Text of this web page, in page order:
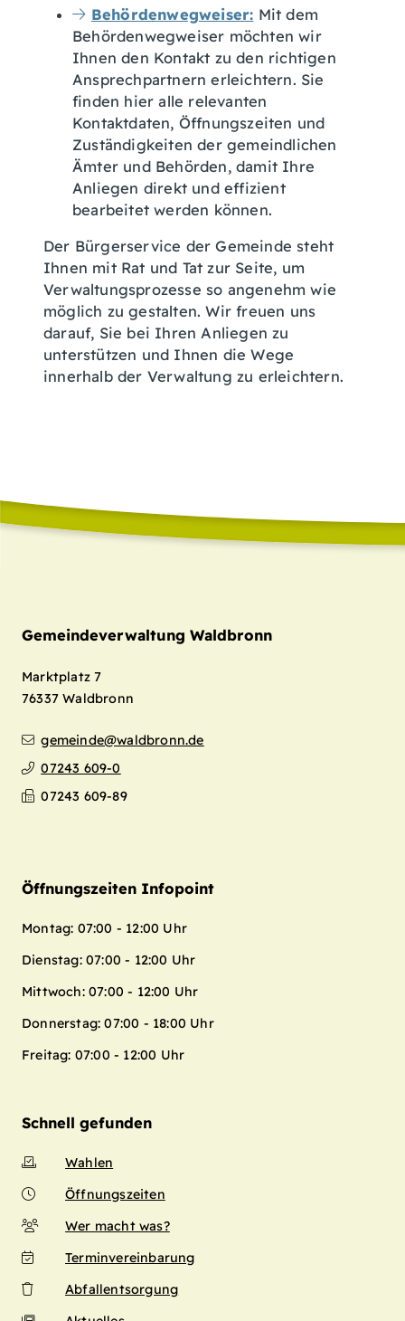
Behördenwegweiser: Mit dem
Behördenwegweiser möchten wir
Ihnen den Kontakt zu den richtigen
Ansprechpartnern erleichtern. Sie
finden hier alle relevanten
Kontaktdaten, Öffnungszeiten und
Zuständigkeiten der gemeindlichen
Ämter und Behörden, damit Ihre
Anliegen direkt und effizient
bearbeitet werden können.
Der Bürgerservice der Gemeinde steht
Ihnen mit Rat und Tat zur Seite, um
Verwaltungsprozesse so angenehm wie
möglich zu gestalten. Wir freuen uns
darauf, Sie bei Ihren Anliegen zu
unterstützen und Ihnen die Wege
innerhalb der Verwaltung zu erleichtern.
Gemeindeverwaltung Waldbronn
Marktplatz 7
76337 Waldbronn
gemeinde@waldbronn.de
07243 609-0
07243 609-89
Öffnungszeiten Infopoint
Montag: 07:00 - 12:00 Uhr
Dienstag: 07:00 - 12:00 Uhr
Mittwoch: 07:00 - 12:00 Uhr
Donnerstag: 07:00 - 18:00 Uhr
Freitag: 07:00 - 12:00 Uhr
Schnell gefunden
Wahlen
Öffnungszeiten
Wer macht was?
Terminvereinbarung
Abfallentsorgung